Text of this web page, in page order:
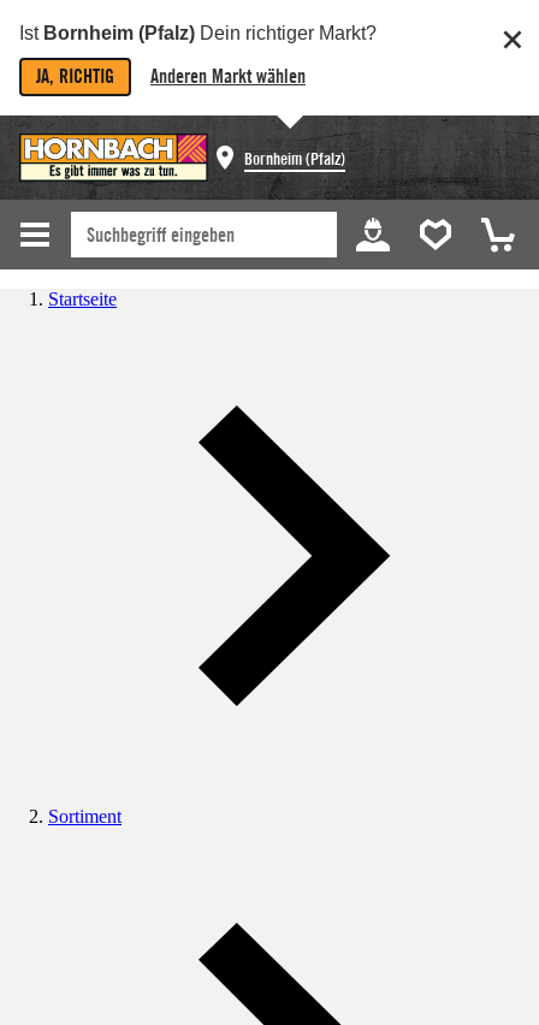
Ist Bornheim (Pfalz) Dein richtiger Markt?
JA, RICHTIG Anderen Markt wählen
Bornheim (Pfalz)
Startseite
Sortiment